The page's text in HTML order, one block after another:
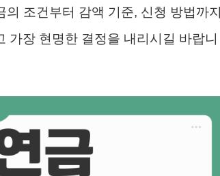
조건부터 감액 기준, 신청 방법까지
가장 현명한 결정을 내리시길 바랍니